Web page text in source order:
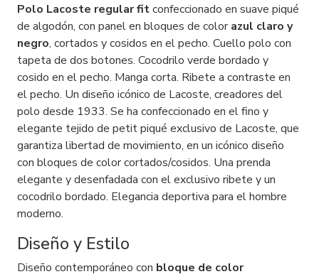
Polo Lacoste regular fitconfeccionado en suave piqué
de algodón, con panel en bloques de colorazul claro y
negro, cortados y cosidos en el pecho. Cuello polo con
tapeta de dos botones. Cocodrilo verde bordado y
cosido en el pecho. Manga corta. Ribete a contraste en
el pecho. Un diseño icónico de Lacoste, creadores del
polo desde 1933. Se ha confeccionado en el fino y
elegante tejido de petit piqué exclusivo de Lacoste, que
garantiza libertad de movimiento, en un icónico diseño
con bloques de color cortados/cosidos. Una prenda
elegante y desenfadada con el exclusivo ribete y un
cocodrilo bordado. Elegancia deportiva para el hombre
moderno.
Diseño y Estilo
Diseño contemporáneo con bloque de color